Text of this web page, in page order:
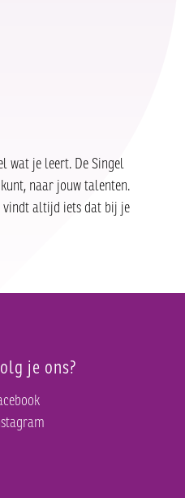
wat je leert. De Singel
naar jouw talenten.
vindt altijd iets dat bij je
je ons?